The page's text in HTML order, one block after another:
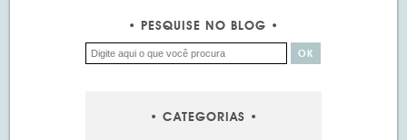
PESQUISE NO BLOG
CATEGORIAS